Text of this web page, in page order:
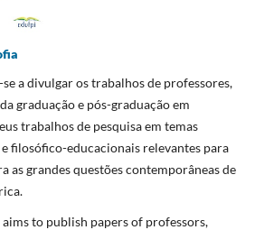
a divulgar os trabalhos de professores,
graduação e pós-graduação em
trabalhos de pesquisa em temas
filosófico-educacionais relevantes para
as grandes questões contemporâneas de
to publish papers of professors,